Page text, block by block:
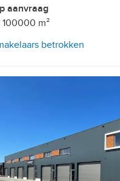
aanvraag
100000 m²
betrokken